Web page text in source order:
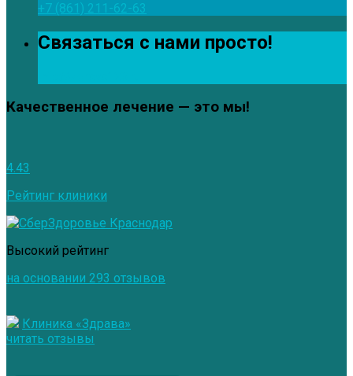
+7 (861) 211-62-63
Связаться с нами просто!
Качественное лечение — это мы!
4.43
Рейтинг клиники
Высокий рейтинг
на основании 293 отзывов
Клиника «Здрава»
читать отзывы